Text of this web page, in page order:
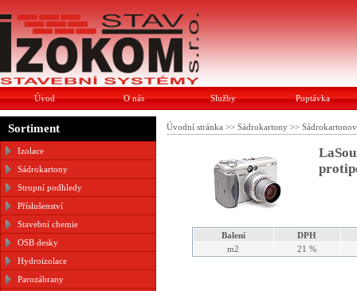
Úvod O nás Služby Poptávka
Sortiment
Izolace
Sádrokartony
Stropní podhledy
Příslušenství
Stavební chemie
OSB desky
Hydroizolace
Parozábrany
Úvodní stránka >> Sádrokartony >>
Balení
DPH
m2
21 %